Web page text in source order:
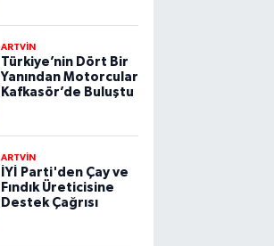
ARTVİN
Türkiye’nin Dört Bir
Yanından Motorcular
Kafkasör’de Buluştu
ARTVİN
İYİ Parti'den Çay ve
Fındık Üreticisine
Destek Çağrısı